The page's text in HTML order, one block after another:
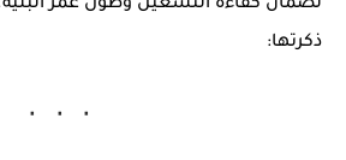
لضمان كفاءة التشغيل وطول عمر البلية.
ذكرتها: